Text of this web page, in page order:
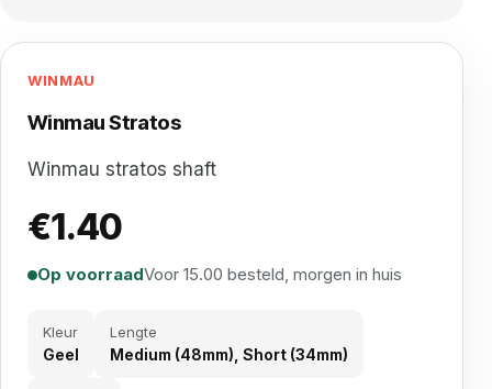
WINMAU
Winmau Stratos
Winmau stratos shaft
€1.40
Op voorraadVoor 15.00 besteld, morgen in huis
Kleur
Geel
Lengte
Medium (48mm), Short (34mm)